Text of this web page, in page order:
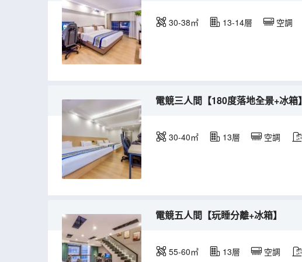
30-38㎡ 13-14層 空調
電競三人間【180度落地全景+冰箱】
30-40㎡ 13層 空調
電競五人間【玩睡分離+冰箱】
55-60㎡ 13層 空調